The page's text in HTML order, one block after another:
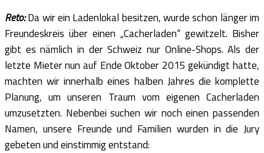
Reto:Da wir ein Ladenlokal besitzen, wurde schon länger im
Freundeskreis über einen „Cacherladen“ gewitzelt. Bisher
gibt es nämlich in der Schweiz nur Online-Shops. Als der
letzte Mieter nun auf Ende Oktober 2015 gekündigt hatte,
machten wir innerhalb eines halben Jahres die komplette
Planung, um unseren Traum vom eigenen Cacherladen
umzusetzten. Nebenbei suchen wir noch einen passenden
Namen, unsere Freunde und Familien wurden in die Jury
gebeten und einstimmig entstand: